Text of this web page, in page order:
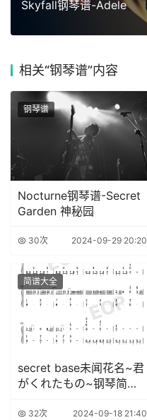
Skyfall钢琴谱-Adele
相关“钢琴谱”内容
钢琴谱
Nocturne钢琴谱-Secret
Garden 神秘园
30次 2024-09-29 20:20
简谱大全
secret base未闻花名~君
がくれたもの~钢琴简谱-
32次 2024-09-18 21:40